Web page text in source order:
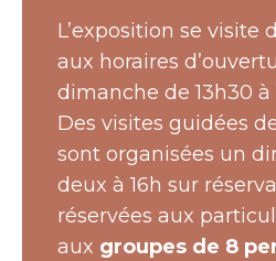
L’exposition se visite
aux horaires
dimanche de 13h30 à
Des visites guidées
sont organisées un
deux à 16h sur
réservées aux
aux groupes de 8